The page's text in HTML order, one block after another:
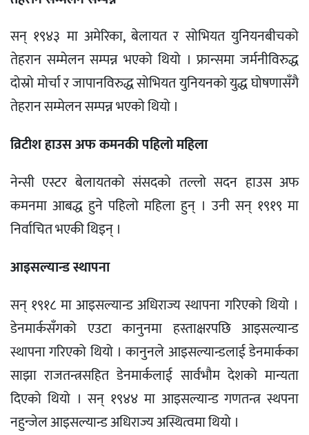
सन् १९४३ मा अमेरिका, बेलायत र सोभियत युनियनबीचको
तेहरान सम्मेलन सम्पन्न भएको थियो । फ्रान्समा जर्मनीविरुद्ध
दोस्रो मोर्चा र जापानविरुद्ध सोभियत युनियनको युद्ध घोषणासँगै
तेहरान सम्मेलन सम्पन्न भएको थियो ।
व्रिटीश हाउस अफ कमनकी पहिलो महिला
नेन्सी एस्टर बेलायतको संसदको तल्लो सदन हाउस अफ
कमनमा आबद्ध हुने पहिलो महिला हुन् । उनी सन् १९१९ मा
निर्वाचित भएकी थिइन् ।
आइसल्यान्ड स्थापना
सन् १९१८ मा आइसल्यान्ड अधिराज्य स्थापना गरिएको थियो ।
डेनमार्कसँगको एउटा कानुनमा हस्ताक्षरपछि आइसल्यान्ड
स्थापना गरिएको थियो । कानुनले आइसल्यान्डलाई डेनमार्कका
साझा राजतन्त्रसहित डेनमार्कलाई सार्वभौम देशको मान्यता
दिएको थियो । सन् १९४४ मा आइसल्यान्ड गणतन्त्र स्थपना
नहुन्जेल आइसल्यान्ड अधिराज्य अस्थित्वमा थियो ।